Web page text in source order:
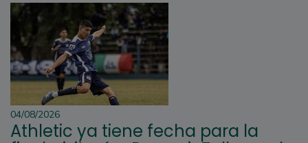
04/08/2026
Athletic ya tiene fecha para la